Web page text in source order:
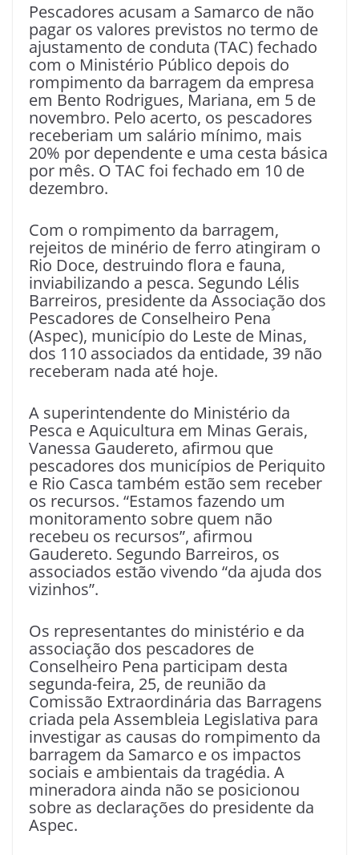
Pescadores acusam a Samarco de não
pagar os valores previstos no termo de
ajustamento de conduta (TAC) fechado
com o Ministério Público depois do
rompimento da barragem da empresa
em Bento Rodrigues, Mariana, em 5 de
novembro. Pelo acerto, os pescadores
receberiam um salário mínimo, mais
20% por dependente e uma cesta básica
por mês. O TAC foi fechado em 10 de
dezembro.
Com o rompimento da barragem,
rejeitos de minério de ferro atingiram o
Rio Doce, destruindo flora e fauna,
inviabilizando a pesca. Segundo Lélis
Barreiros, presidente da Associação dos
Pescadores de Conselheiro Pena
(Aspec), município do Leste de Minas,
dos 110 associados da entidade, 39 não
receberam nada até hoje.
A superintendente do Ministério da
Pesca e Aquicultura em Minas Gerais,
Vanessa Gaudereto, afirmou que
pescadores dos municípios de Periquito
e Rio Casca também estão sem receber
os recursos. “Estamos fazendo um
monitoramento sobre quem não
recebeu os recursos”, afirmou
Gaudereto. Segundo Barreiros, os
associados estão vivendo “da ajuda dos
vizinhos”.
Os representantes do ministério e da
associação dos pescadores de
Conselheiro Pena participam desta
segunda-feira, 25, de reunião da
Comissão Extraordinária das Barragens
criada pela Assembleia Legislativa para
investigar as causas do rompimento da
barragem da Samarco e os impactos
sociais e ambientais da tragédia. A
mineradora ainda não se posicionou
sobre as declarações do presidente da
Aspec.